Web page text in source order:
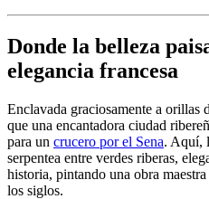
Donde la belleza
elegancia francesa
Enclavada graciosamente a orillas
que una encantadora ciudad
para un crucero por el Sena. Aquí,
serpentea entre verdes riberas,
historia, pintando una obra
los siglos.